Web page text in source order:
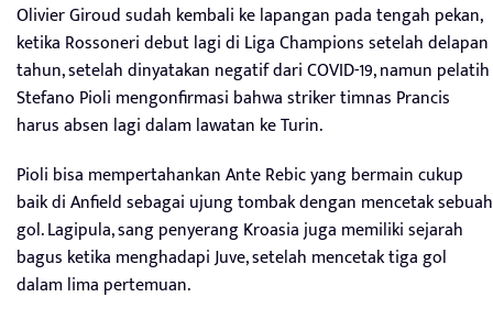
Olivier Giroud sudah kembali ke lapangan pada tengah pekan,
ketika Rossoneri debut lagi di Liga Champions setelah delapan
tahun, setelah dinyatakan negatif dari COVID-19, namun pelatih
Stefano Pioli mengonfirmasi bahwa striker timnas Prancis
harus absen lagi dalam lawatan ke Turin.
Pioli bisa mempertahankan Ante Rebic yang bermain cukup
baik di Anfield sebagai ujung tombak dengan mencetak sebuah
gol. Lagipula, sang penyerang Kroasia juga memiliki sejarah
bagus ketika menghadapi Juve, setelah mencetak tiga gol
dalam lima pertemuan.